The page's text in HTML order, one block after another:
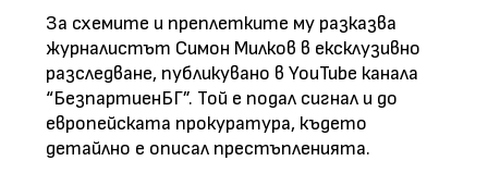
За схемите и преплетките му разказва
журналистът Симон Милков в ексклузивно
разследване, публикувано в YouTube канала
“БезпартиенБГ”. Той е подал сигнал и до
европейската прокуратура, където
детайлно е описал престъпленията.